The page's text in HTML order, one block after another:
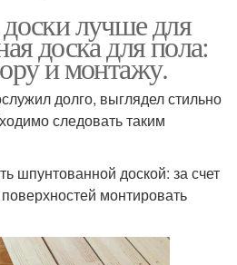
лучше для
доска для пола:
и монтажу.
долго, выглядел стильно
следовать таким
шпунтованной доской: за счет
монтировать